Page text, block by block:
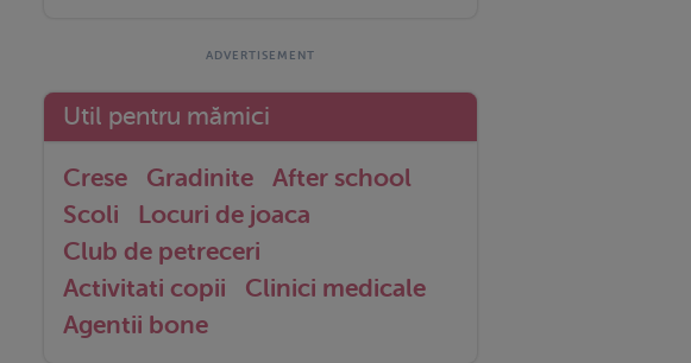
Util pentru mămici
Crese Gradinite
After school
Scoli
Locuri de joaca
Club de petreceri
Activitati copii
Clinici medicale
Agentii bone